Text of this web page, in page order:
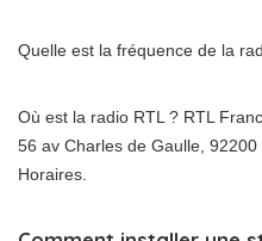
Quelle est la fréquence de la
Où est la radio RTL ? RTL
56 av Charles de Gaulle, 92200
Horaires.